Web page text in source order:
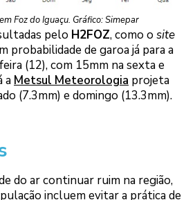
Foz do Iguaçu. Gráfico: Simepar
pelo H2FOZ, como o site
probabilidade de garoa já para a
(12), com 15mm na sexta e
a Metsul Meteorologia projeta
(7.3mm) e domingo (13.3mm).
do ar continuar ruim na região,
incluem evitar a prática de